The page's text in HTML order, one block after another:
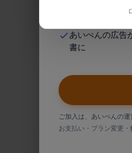
あいぺんの広告
書に
ご加入は、あいぺんの
お支払い・プラン変更・